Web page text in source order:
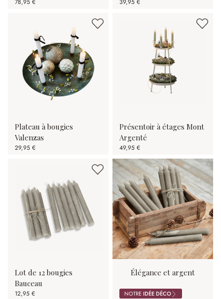
78,95 € 39,95 €
Plateau à bougies
Valenzas
29,95 €
Présentoir à étages Mont
Argenté
49,95 €
Lot de 12 bougies
Bauceau
12,95 € NOTREIDÉE DÉCO
Élégance et argent